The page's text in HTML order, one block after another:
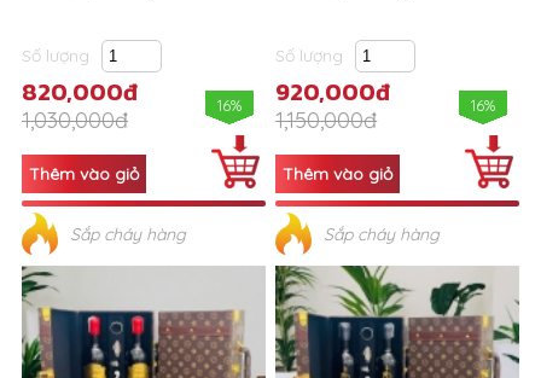
Số lượng
820,000đ
1,030,000đ
16%
Sắp cháy hàng
Số lượng
920,000đ
1,150,000đ
16%
Sắp cháy hàng